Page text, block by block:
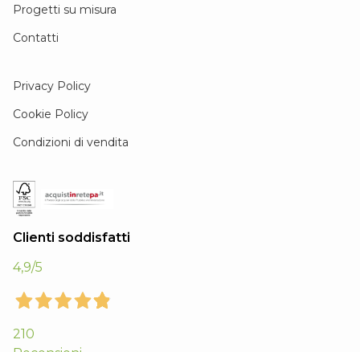
Progetti su misura
Contatti
Privacy Policy
Cookie Policy
Condizioni di vendita
Clienti soddisfatti
4,9/5
210